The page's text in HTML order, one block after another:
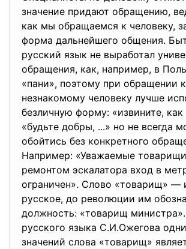
значение придают обращению,
как мы обращаемся к человеку,
форма дальнейшего общения.
русский язык не выработал
обращения, как, например, в
«пани», поэтому при обращении к
незнакомому человеку лучше
безличную форму: «извините, как
«будьте добры, ...» но не всегда
обойтись без конкретного
Например: «Уважаемые
ремонтом эскалатора вход в
ограничен». Слово «товарищ» —
русское, до революции им
должность: «товарищ
русского языка С.И.Ожегова
значений слова «товарищ»